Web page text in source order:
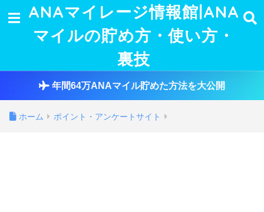
ANAマイレージ情報館|ANA
マイルの貯め方・使い方・
裏技
年間64万ANAマイル貯めた方法を大公開
ホーム ポイント・アンケートサイト